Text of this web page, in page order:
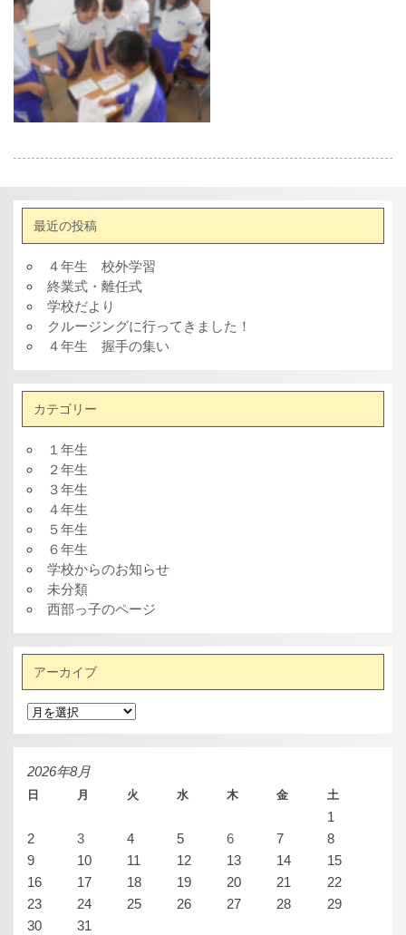
最近の投稿
４年生 校外学習
終業式・離任式
学校だより
クルージングに行ってきました！
４年生 握手の集い
カテゴリー
１年生
２年生
３年生
４年生
５年生
６年生
学校からのお知らせ
未分類
西部っ子のページ
アーカイブ
ア
ー
カ
イ
ブ
2026年8月
日 月 火 水 木 金 土
1
2
3 4 5 6 7
8
9
10 11 12 13 14
15
16
17 18 19 20 21
22
23
24 25 26 27 28
29
30
31